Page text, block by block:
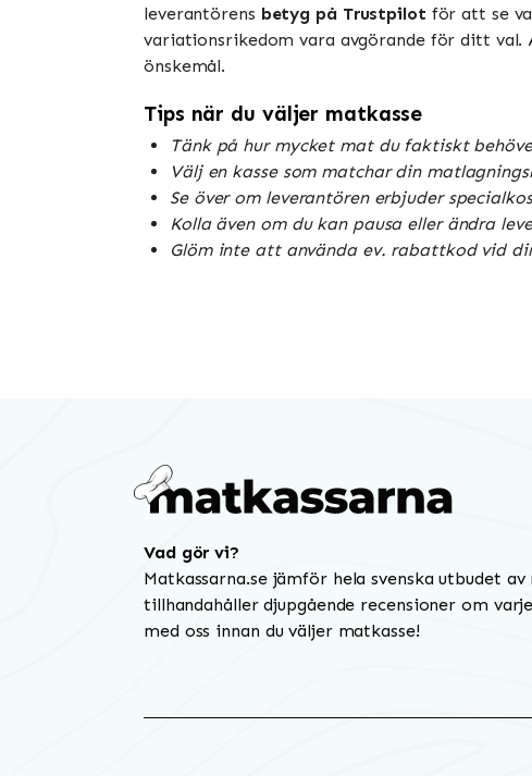
leverantörens betyg på Trustpilot för att se
variationsrikedom vara avgörande för ditt val.
önskemål.
Tips när du väljer matkasse
Tänk på hur mycket mat du faktiskt
Välj en kasse som matchar din
Se över om leverantören erbjuder
Kolla även om du kan pausa eller ändra
Glöm inte att använda ev. rabattkod vid
Vad gör vi?
Matkassarna.se jämför hela svenska utbudet
tillhandahåller djupgående recensioner om
med oss innan du väljer matkasse!